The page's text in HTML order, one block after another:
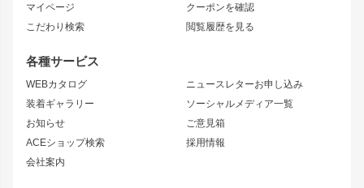
マイページ
こだわり検索
クーポンを確認
閲覧履歴を見る
各種サービス
WEBカタログ
装着ギャラリー
お知らせ
ACEショップ検索
会社案内
ニュースレターお申し込み
ソーシャルメディア一覧
ご意見箱
採用情報
S15 シルビア
S14 シルビア 後期
S13 シルビア
180SX
シルエイティ
ワンビア
ローレル
セフィーロ
キャラバン
スズキ
リアウイング
ジムニーパーツ
ホイール
MUD-S7
MUD-SR7
まつど家 鉄漢